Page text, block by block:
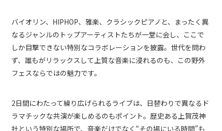
バイオリン、HIPHOP、雅楽、クラシックピアノと、まったく異
なるジャンルのトップアーティストたちが一堂に会し、ここで
しか目撃できない特別なコラボレーションを披露。世代を問わ
ず、誰もがリラックスして上質な音楽に浸れるのも、この野外
フェスならではの魅力です。
2日間にわたって繰り広げられるライブは、日替わりで異なるド
ラマチックな共演が楽しめるのもポイント。歴史ある上賀茂神
社という特別な場所で、音楽だけでなく“その場にいる時間”も